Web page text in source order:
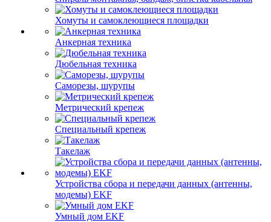
Хомуты и самоклеющиеся площадки
Анкерная техника
Дюбельная техника
Саморезы, шурупы
Метрический крепеж
Специальный крепеж
Такелаж
Устройства сбора и передачи данных (антенны,
модемы) EKF
Умный дом EKF